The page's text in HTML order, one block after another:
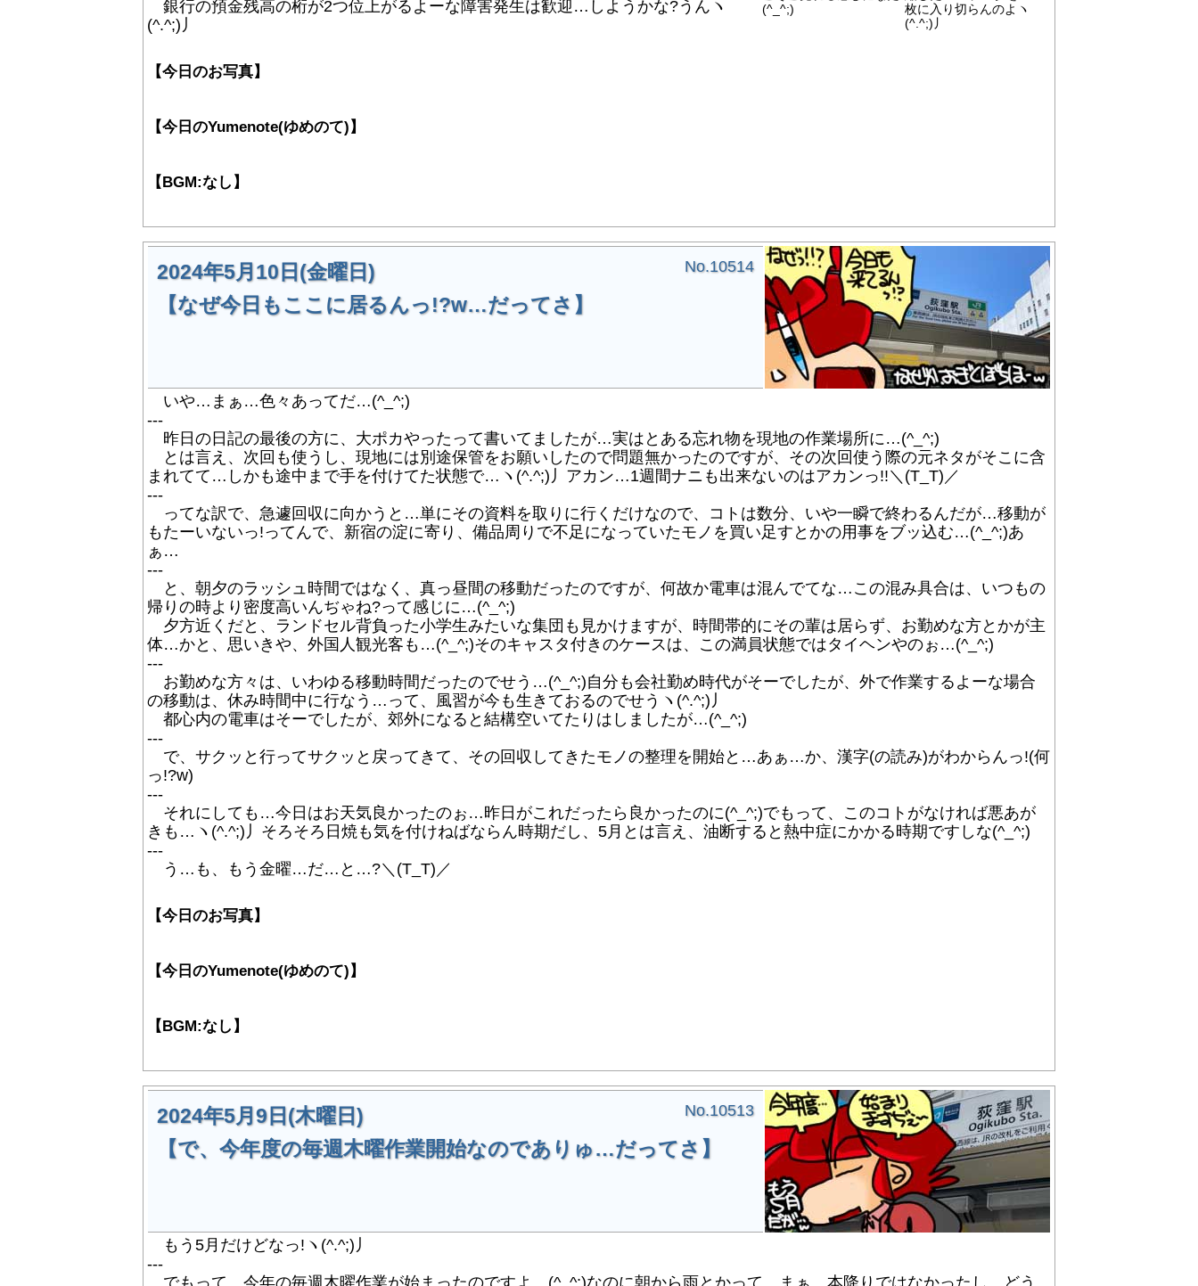
(^_^;)
枚に入り切らんのよヽ
(^.^;)丿
銀行の預金残高の桁が2つ位上がるよーな障害発生は歓迎…しようかな?うんヽ
(^.^;)丿
【今日のお写真】
【今日のYumenote(ゆめのて)】
【BGM:なし】
No.10514
2024年5月10日(金曜日)
【なぜ今日もここに居るんっ!?w…だってさ】
いや…まぁ…色々あってだ…(^_^;)
---
昨日の日記の最後の方に、大ポカやったって書いてましたが…実はとある忘れ物を現地の作業場所に…(^_^;)
とは言え、次回も使うし、現地には別途保管をお願いしたので問題無かったのですが、その次回使う際の元ネタがそこに含
まれてて…しかも途中まで手を付けてた状態で…ヽ(^.^;)丿アカン…1週間ナニも出来ないのはアカンっ!!＼(T_T)／
---
ってな訳で、急遽回収に向かうと…単にその資料を取りに行くだけなので、コトは数分、いや一瞬で終わるんだが…移動が
もたーいないっ!ってんで、新宿の淀に寄り、備品周りで不足になっていたモノを買い足すとかの用事をブッ込む…(^_^;)あ
ぁ…
---
と、朝夕のラッシュ時間ではなく、真っ昼間の移動だったのですが、何故か電車は混んでてな…この混み具合は、いつもの
帰りの時より密度高いんぢゃね?って感じに…(^_^;)
夕方近くだと、ランドセル背負った小学生みたいな集団も見かけますが、時間帯的にその輩は居らず、お勤めな方とかが主
体…かと、思いきや、外国人観光客も…(^_^;)そのキャスタ付きのケースは、この満員状態ではタイヘンやのぉ…(^_^;)
---
お勤めな方々は、いわゆる移動時間だったのでせう…(^_^;)自分も会社勤め時代がそーでしたが、外で作業するよーな場合
の移動は、休み時間中に行なう…って、風習が今も生きておるのでせうヽ(^.^;)丿
都心内の電車はそーでしたが、郊外になると結構空いてたりはしましたが…(^_^;)
---
で、サクッと行ってサクッと戻ってきて、その回収してきたモノの整理を開始と…あぁ…か、漢字(の読み)がわからんっ!(何
っ!?w)
---
それにしても…今日はお天気良かったのぉ…昨日がこれだったら良かったのに(^_^;)でもって、このコトがなければ悪あが
きも…ヽ(^.^;)丿そろそろ日焼も気を付けねばならん時期だし、5月とは言え、油断すると熱中症にかかる時期ですしな(^_^;)
---
う…も、もう金曜…だ…と…?＼(T_T)／
【今日のお写真】
【今日のYumenote(ゆめのて)】
【BGM:なし】
No.10513
2024年5月9日(木曜日)
【で、今年度の毎週木曜作業開始なのでありゅ…だってさ】
もう5月だけどなっ!ヽ(^.^;)丿
---
でもって、今年の毎週木曜作業が始まったのですよ…(^_^;)なのに朝から雨とかって…まぁ、本降りではなかったし、どう